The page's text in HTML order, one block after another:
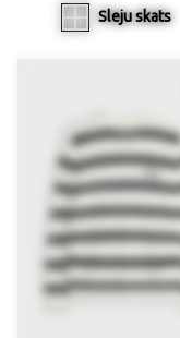
Sleju skats